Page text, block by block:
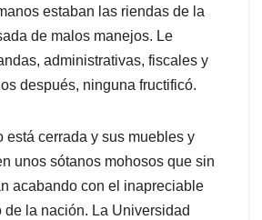
estaban las riendas de la
de malos manejos. Le
administrativas, fiscales y
después, ninguna fructificó.
está cerrada y sus muebles y
unos sótanos mohosos que sin
acabando con el inapreciable
de la nación. La Universidad